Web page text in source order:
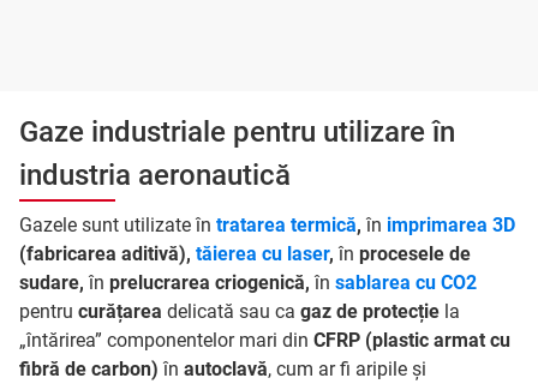
Gaze industriale pentru utilizare în
industria aeronautică
Gazele sunt utilizate în tratarea termică, în imprimarea 3D
(fabricarea aditivă), tăierea cu laser, în procesele de
sudare, în prelucrarea criogenică, în sablarea cu CO2
pentru curățarea delicată sau ca gaz de protecție la
„întărirea” componentelor mari din CFRP (plastic armat cu
fibră de carbon) în autoclavă, cum ar fi aripile și